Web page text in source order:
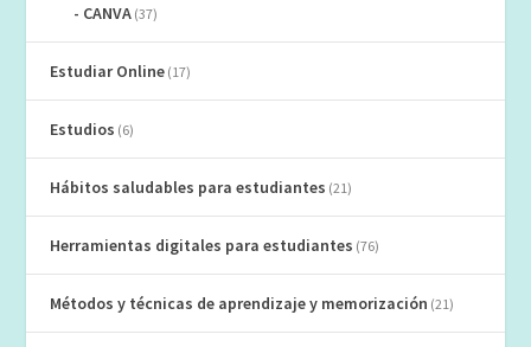
CANVA (37)
Estudiar Online (17)
Estudios (6)
Hábitos saludables para estudiantes (21)
Herramientas digitales para estudiantes (76)
Métodos y técnicas de aprendizaje y memorización (21)